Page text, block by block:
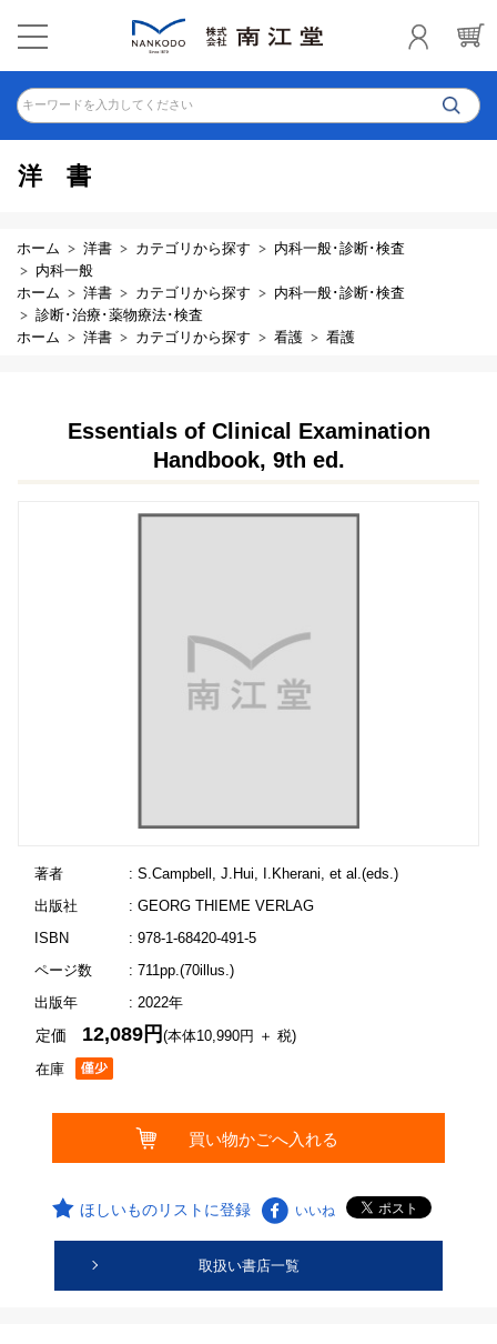
キーワードを入力してください
洋書
ホーム 洋書 カテゴリから探す
内科一般･診断･検査
内科一般
ホーム
洋書 カテゴリから探す
内科一般･診断･検査
診断･治療･薬物療法･検査
ホーム
洋書 カテゴリから探す 看護 看護
Essentials of Clinical Examination
Handbook, 9th ed.
著者
: S.Campbell, J.Hui, I.Kherani, et al.(eds.)
出版社
: GEORG THIEME VERLAG
ISBN
: 978-1-68420-491-5
ページ数
: 711pp.(70illus.)
出版年
: 2022年
在庫
定価 12,089円(本体10,990円 ＋ 税)
ほしいものリストに登録 いいね
取扱い書店一覧